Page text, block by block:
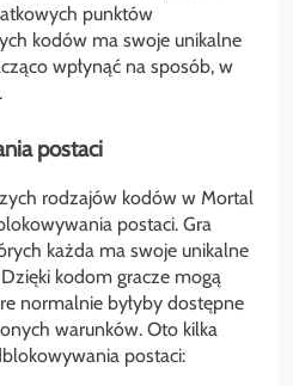
punktów
kodów ma swoje unikalne
wpłynąć na sposób, w
postaci
rodzajów kodów w Mortal
postaci. Gra
każda ma swoje unikalne
kodom gracze mogą
normalnie byłyby dostępne
warunków. Oto kilka
postaci: